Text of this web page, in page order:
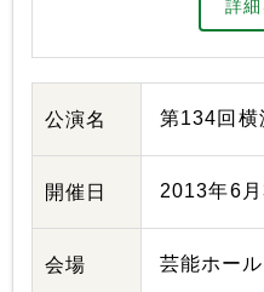
詳
公演名 第134回
開催日 2013年6
会場 芸能ホール